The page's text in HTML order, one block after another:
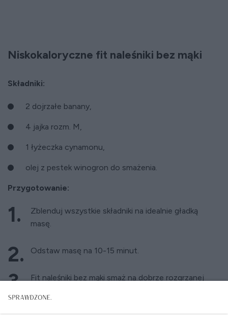
Niskokaloryczne fit naleśniki bez mąki
Składniki:
2 dojrzałe banany,
4 jajka rozm. M,
1 łyżeczka cynamonu,
olej z pestek winogron do smażenia.
Przygotowanie:
Zblenduj wszystkie składniki na idealnie gładką
masę.
Odstaw masę na 10-15 minut.
Fit naleśniki bez mąki smaż na dobrze rozgrzanej
stron.